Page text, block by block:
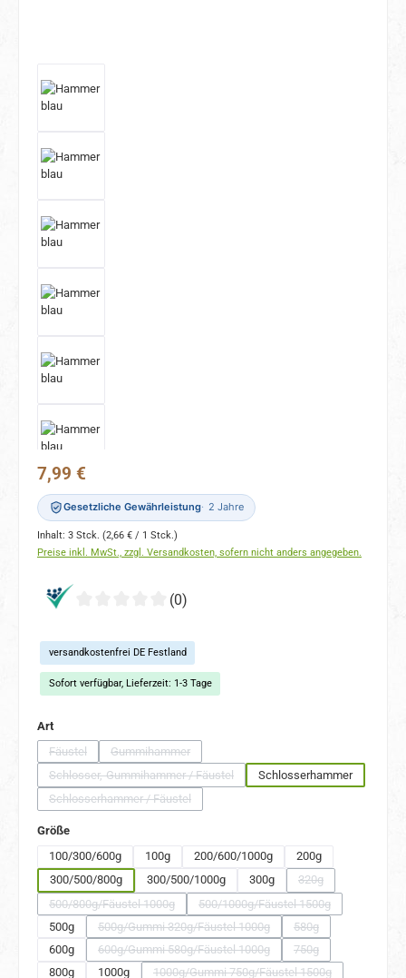
Regulärer Preis:
7,99 €
Gesetzliche Gewährleistung 2 Jahre
Inhalt: 3 Stck. (2,66 € / 1 Stck.)
Preise inkl. MwSt., zzgl. Versandkosten, sofern nicht anders angegeben.
(0)
versandkostenfrei DE Festland
Sofort verfügbar, Lieferzeit: 1-3 Tage
Artauswählen
Fäustel
(Diese Option ist zurzeit nicht verfügbar.)
Gummihammer
(Diese Option ist zurzeit nicht verfügbar.)
Schlosser,-Gummihammer / Fäustel
(Diese Option ist zurzeit nicht verfügbar.)
Schlosserhammer
Schlosserhammer / Fäustel
(Diese Option ist zurzeit nicht verfügbar.)
Größeauswählen
100/300/600g
100g 200/600/1000g
200g
300/500/800g
300/500/1000g 300g 320g
(Diese Option ist
500/800g/Fäustel 1000g
(Diese Option ist zurzeit nicht verfügbar.)
500/1000g/Fäustel 1500g
(Diese Option ist zurzeit nicht
500g 500g/Gummi 320g/Fäustel 1000g
(Diese Option ist zurzeit nicht verfügbar.)
580g
(Diese Option ist
600g 600g/Gummi 580g/Fäustel 1000g
(Diese Option ist zurzeit nicht verfügbar.)
750g
(Diese Option ist
800g 1000g 1000g/Gummi 750g/Fäustel 1500g